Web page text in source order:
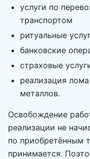
услуги по
транспортом
ритуальные
банковские
страховые
реализация
металлов.
Освобождение
реализации не
по приобретённым
принимается.